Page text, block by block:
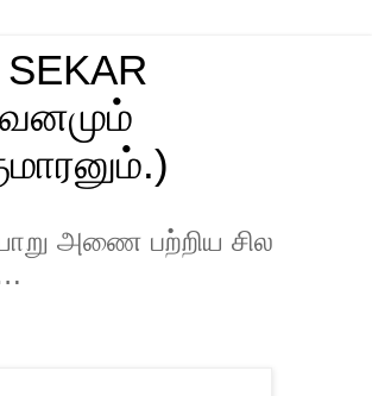
அணை பற்றிய சில